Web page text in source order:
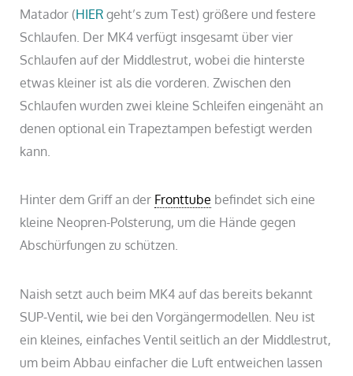
Matador (HIERgeht’s zum Test) größere und festere
Schlaufen. Der MK4 verfügt insgesamt über vier
Schlaufen auf der Middlestrut, wobei die hinterste
etwas kleiner ist als die vorderen. Zwischen den
Schlaufen wurden zwei kleine Schleifen eingenäht an
denen optional ein Trapeztampen befestigt werden
kann.
Hinter dem Griff an der Fronttube befindet sich eine
kleine Neopren-Polsterung, um die Hände gegen
Abschürfungen zu schützen.
Naish setzt auch beim MK4 auf das bereits bekannt
SUP-Ventil, wie bei den Vorgängermodellen. Neu ist
ein kleines, einfaches Ventil seitlich an der Middlestrut,
um beim Abbau einfacher die Luft entweichen lassen